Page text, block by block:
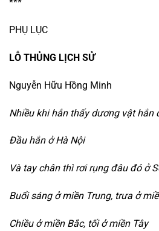
***
PHỤ LỤC
LỖ THỦNG LỊCH SỬ
Nguyễn Hữu Hồng Minh
Nhiều khi hắn thấy dương vật hắn
Đầu hắn ở Hà Nội
Và tay chân thì rơi rụng đâu đó ở
Buổi sáng ở miền Trung, trưa ở
Chiều ở miền Bắc, tối ở miền Tây